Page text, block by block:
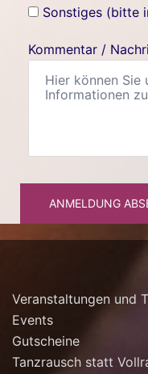
Sonstiges (bitte
Kommentar /
ANMELDUNG
Veranstaltungen und
Events
Gutscheine
Tanzrausch statt